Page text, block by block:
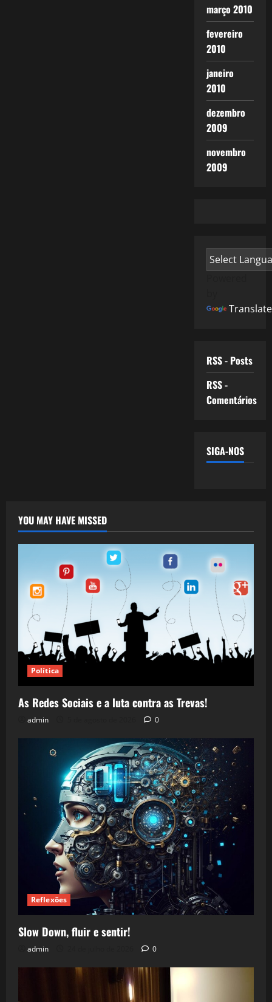
março 2010
fevereiro
2010
janeiro
2010
dezembro
2009
novembro
2009
Translate
RSS - Posts
RSS -
Comentários
SIGA-NOS
YOU MAY HAVE MISSED
Política
As Redes Sociais e a luta contra as Trevas!
admin 0
Reflexões
Slow Down, fluir e sentir!
admin 0